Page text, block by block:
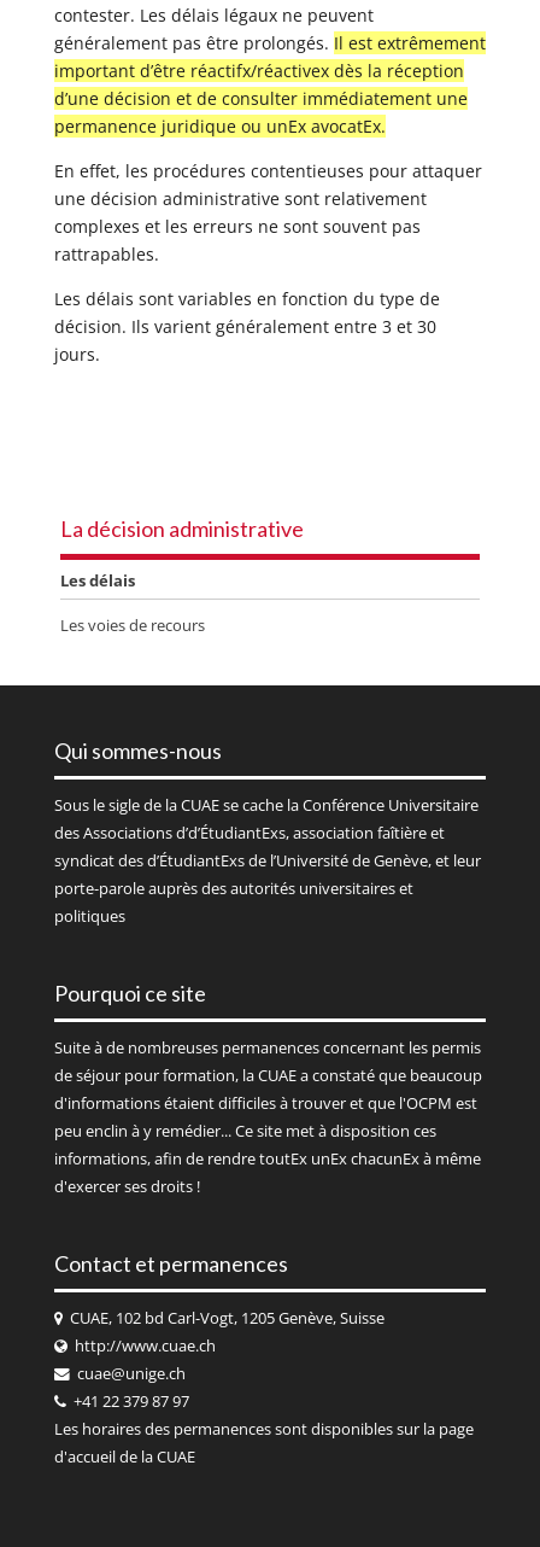
contester. Les délais légaux ne peuvent
généralement pas être prolongés. Il est extrêmement
important d’être réactifx/réactivex dès la réception
d’une décision et de consulter immédiatement une
permanence juridique ou unEx avocatEx.
En effet, les procédures contentieuses pour attaquer
une décision administrative sont relativement
complexes et les erreurs ne sont souvent pas
rattrapables.
Les délais sont variables en fonction du type de
décision. Ils varient généralement entre 3 et 30
jours.
La décision administrative
Les délais
Les voies de recours
Qui sommes-nous
Sous le sigle de laCUAEse cache la Conférence Universitaire
des Associations d’d’ÉtudiantExs, association faîtière et
syndicat des d’ÉtudiantExs de l’Université de Genève, et leur
porte-parole auprès des autorités universitaires et
politiques
Pourquoi ce site
Suite à de nombreuses permanences concernant les permis
de séjour pour formation, la CUAE a constaté que beaucoup
d'informations étaient difficiles à trouver et que l'OCPM est
peu enclin à y remédier... Ce site met à disposition ces
informations, afin de rendre toutEx unEx chacunEx à même
d'exercer ses droits !
Contact et permanences
CUAE, 102 bd Carl-Vogt, 1205 Genève, Suisse
http://www.cuae.ch
cuae@unige.ch
+41 22 379 87 97
Les horaires des permanences sont disponibles sur la page
d'accueil de laCUAE